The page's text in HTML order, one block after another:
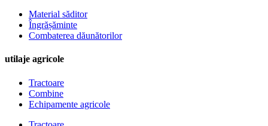
Material săditor
Îngrășăminte
Combaterea dăunătorilor
utilaje agricole
Tractoare
Combine
Echipamente agricole